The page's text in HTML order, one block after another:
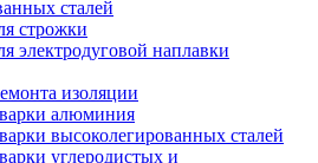
сталей
строжки
электродуговой наплавки
изоляции
алюминия
высоколегированных сталей
углеродистых и